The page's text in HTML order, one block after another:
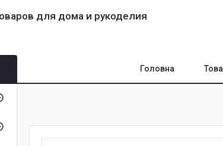
для дома и рукоделия
Головна